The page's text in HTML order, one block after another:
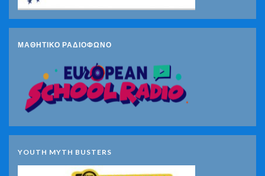
ΜΑΘΗΤΙΚΟ ΡΑΔΙΟΦΩΝΟ
YOUTH MYTH BUSTERS